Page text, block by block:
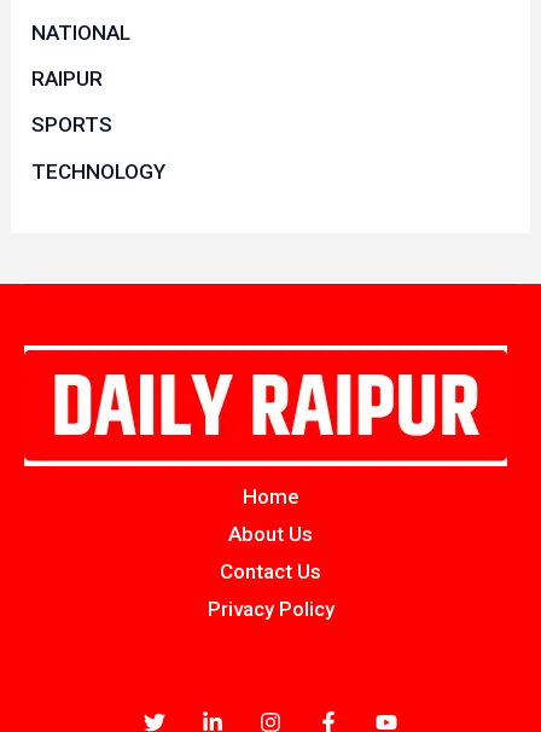
NATIONAL
RAIPUR
SPORTS
TECHNOLOGY
Home
About Us
Contact Us
Privacy Policy